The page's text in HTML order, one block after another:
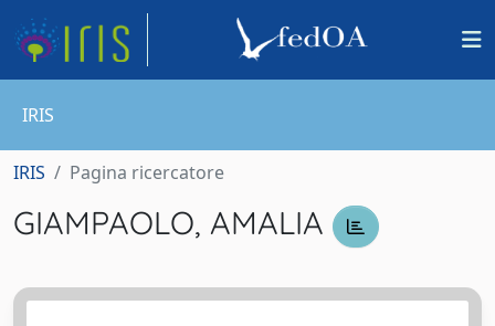
IRIS
IRIS Pagina ricercatore
GIAMPAOLO, AMALIA